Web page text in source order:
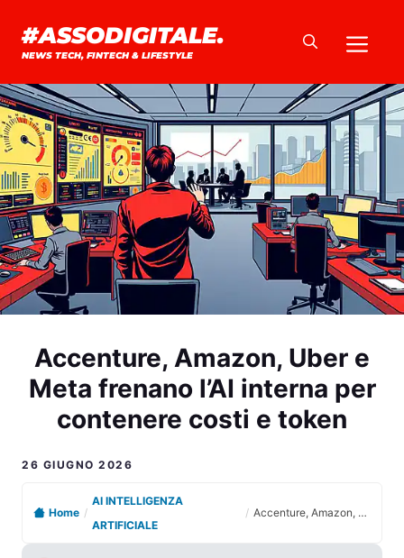
contenuto
#ASSODIGITALE.
NEWS TECH, FINTECH & LIFESTYLE
Accenture, Amazon, Uber e
Meta frenano l’AI interna per
contenere costi e token
26 GIUGNO 2026
Home /
AI INTELLIGENZA
ARTIFICIALE
/ Accenture, Amazon, Uber e Meta frenano l’AI interna per contenere costi e token